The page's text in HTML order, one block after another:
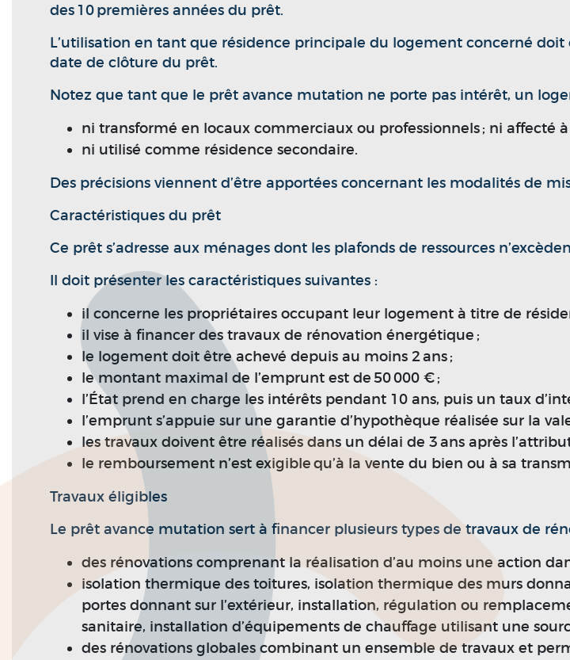
des 10 premières années du prêt.
L’utilisation en tant que résidence principale du logement concerné
date de clôture du prêt.
Notez que tant que le prêt avance mutation ne porte pas intérêt, un
ni transformé en locaux commerciaux ou professionnels ; ni affecté
ni utilisé comme résidence secondaire.
Des précisions viennent d’être apportées concernant les modalités de
Caractéristiques du prêt
Ce prêt s’adresse aux ménages dont les plafonds de ressources
Il doit présenter les caractéristiques suivantes :
il concerne les propriétaires occupant leur logement à titre de
il vise à financer des travaux de rénovation énergétique ;
le logement doit être achevé depuis au moins 2 ans ;
le montant maximal de l’emprunt est de 50 000 € ;
l’État prend en charge les intérêts pendant 10 ans, puis un taux
l’emprunt s’appuie sur une garantie d’hypothèque réalisée sur la
les travaux doivent être réalisés dans un délai de 3 ans après
le remboursement n’est exigible qu’à la vente du bien ou à sa
Travaux éligibles
Le prêt avance mutation sert à financer plusieurs types de travaux de
des rénovations comprenant la réalisation d’au moins une action
isolation thermique des toitures, isolation thermique des murs
portes donnant sur l’extérieur, installation, régulation ou
sanitaire, installation d’équipements de chauffage utilisant une
des rénovations globales combinant un ensemble de travaux et